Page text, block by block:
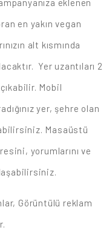
eklenen
en yakın vegan
alt kısmında
Yer uzantıları 2
Mobil
yer, şehre olan
Masaüstü
yorumlarını ve
Görüntülü reklam